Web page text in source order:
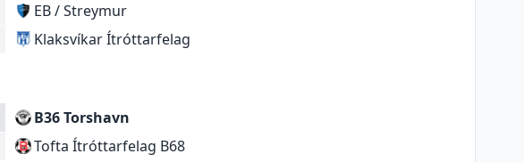
EB / Streymur
Klaksvíkar Ítróttarfelag
B36 Torshavn
Tofta Ítróttarfelag B68